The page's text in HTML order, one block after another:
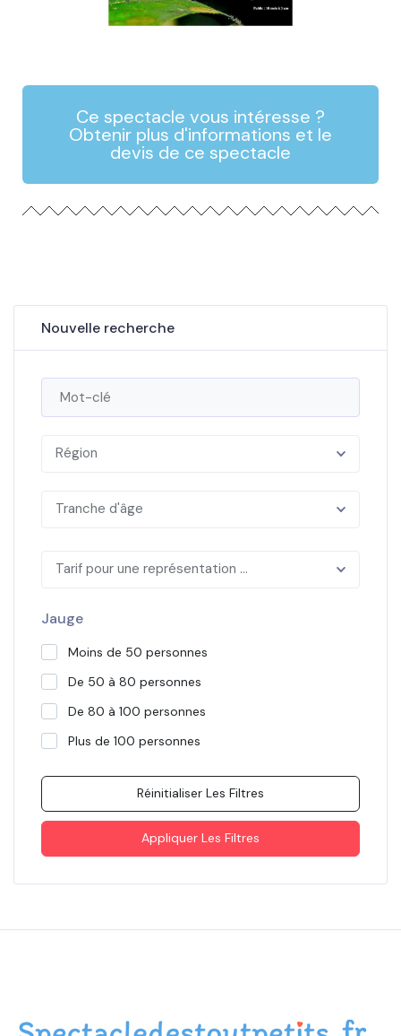
Ce spectacle vous intéresse ?
Obtenir plus d'informations et le
devis de ce spectacle
Nouvelle recherche
Région
Tranche d'âge
Tarif pour une représentation ...
Jauge
Moins de 50 personnes
De 50 à 80 personnes
De 80 à 100 personnes
Plus de 100 personnes
Réinitialiser Les Filtres
Appliquer Les Filtres